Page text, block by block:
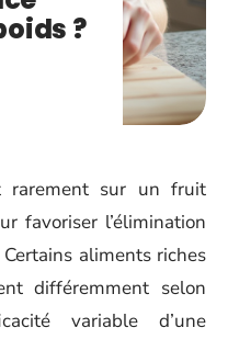
?
rarement sur un fruit
favoriser l’élimination
aliments riches
différemment selon
variable d’une